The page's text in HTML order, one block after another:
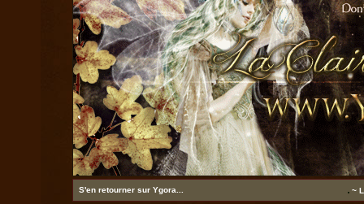
S'en retourner sur Ygora... ~